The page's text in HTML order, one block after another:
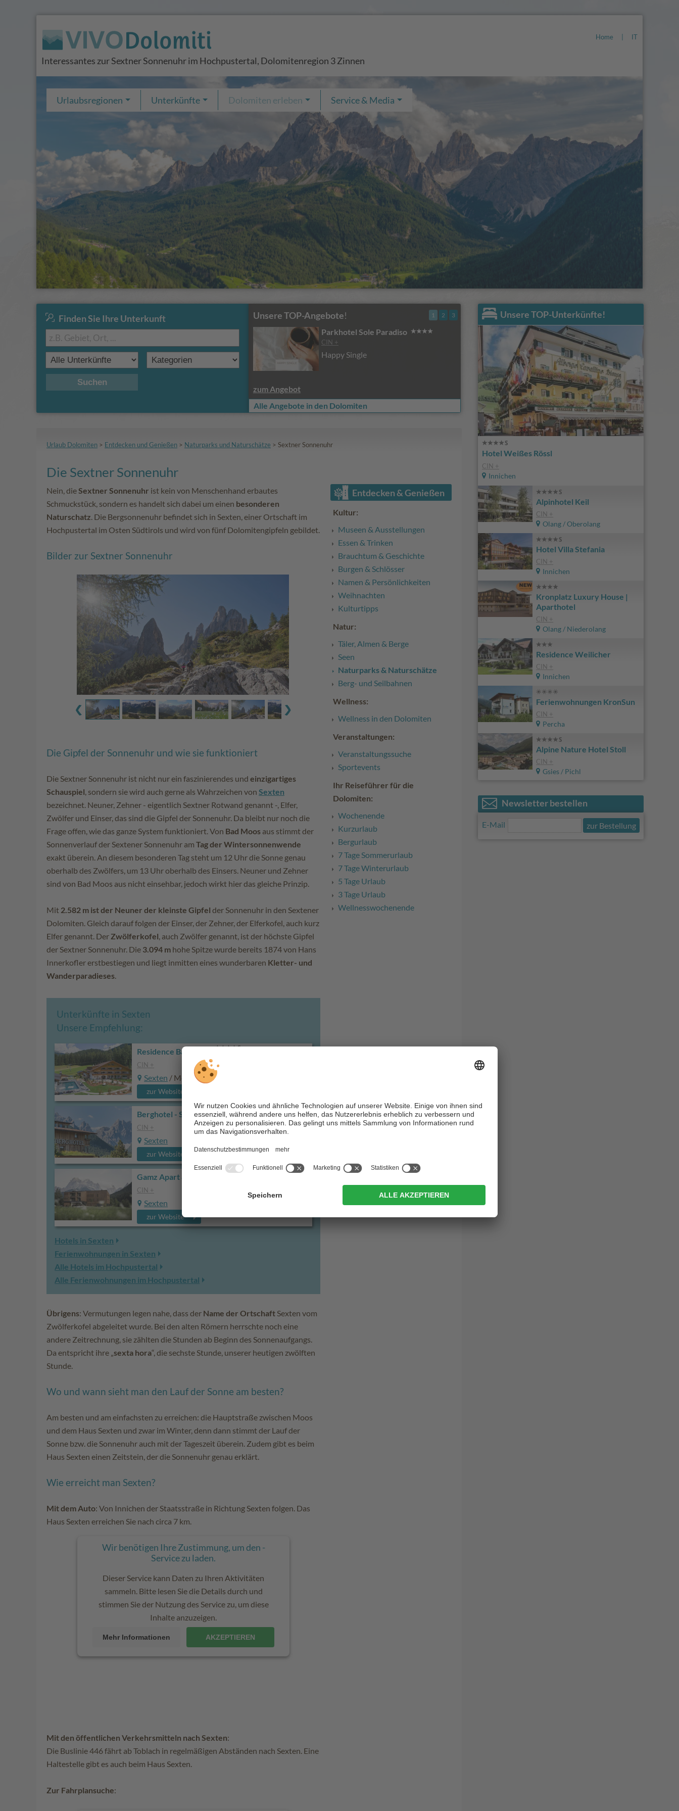
Home IT
Interessantes zur Sextner Sonnenuhr im Hochpustertal, Dolomitenregion 3 Zinnen
Finden Sie Ihre Unterkunft
Suchen
Unsere TOP-Angebote!
Parkhotel Sole Paradiso
CIN +
Happy Single
zum Angebot
1 2 3
Alle Angebote in den Dolomiten
Urlaubsregionen Unterkünfte Dolomiten erleben Service & Media
Urlaub Dolomiten > Entdecken und Genießen > Naturparks und Naturschätze > Sextner Sonnenuhr
Die Sextner Sonnenuhr
Nein, dieSextner Sonnenuhr ist kein von Menschenhand erbautes
Schmuckstück, sondern es handelt sich dabei um einen besonderen
Naturschatz. Die Bergsonnenuhr befindet sich in Sexten, einer Ortschaft im
Hochpustertal im Osten Südtirols und wird von fünf Dolomitengipfeln gebildet.
Bilder zur Sextner Sonnenuhr
Die Gipfel der Sonnenuhr und wie sie funktioniert
Die Sextner Sonnenuhr ist nicht nur ein faszinierendes und einzigartiges
Schauspiel, sondern sie wird auch gerne als Wahrzeichen von Sexten
bezeichnet. Neuner, Zehner - eigentlich Sextner Rotwand genannt -, Elfer,
Zwölfer und Einser, das sind die Gipfel der Sonnenuhr. Da bleibt nur noch die
Frage offen, wie das ganze System funktioniert. Von Bad Moos aus stimmt der
Sonnenverlauf der Sextener Sonnenuhr am Tag der Wintersonnenwende
exakt überein. An diesem besonderen Tag steht um 12 Uhr die Sonne genau
oberhalb des Zwölfers, um 13 Uhr oberhalb des Einsers. Neuner und Zehner
sind von Bad Moos aus nicht einsehbar, jedoch wirkt hier das gleiche Prinzip.
Mit 2.582 m ist der Neuner der kleinste Gipfel der Sonnenuhr in den Sextener
Dolomiten. Gleich darauf folgen der Einser, der Zehner, der Elferkofel, auch kurz
Elfer genannt. Der Zwölferkofel, auch Zwölfer genannt, ist der höchste Gipfel
der Sextner Sonnenuhr. Die 3.094 m hohe Spitze wurde bereits 1874 von Hans
Innerkofler erstbestiegen und liegt inmitten eines wunderbaren Kletter- und
Wanderparadieses.
Unterkünfte in Sexten
Unsere Empfehlung:
Residence Bad Moos
CIN +
Sexten / Moos
zur Website
Berghotel - Sexten
CIN +
Sexten
zur Website
Gamz Apart & Villa
CIN +
Sexten
zur Website
Hotels in Sexten
Ferienwohnungen in Sexten
Alle Hotels im Hochpustertal
Alle Ferienwohnungen im Hochpustertal
Übrigens: Vermutungen legen nahe, dass der Name der OrtschaftSexten vom
Zwölferkofel abgeleitet wurde. Bei den alten Römern herrschte noch eine
andere Zeitrechnung, sie zählten die Stunden ab Beginn des Sonnenaufgangs.
Da entspricht ihre „sexta hora“, die sechste Stunde, unserer heutigen zwölften
Stunde.
Wo und wann sieht man den Lauf der Sonne am besten?
Am besten und am einfachsten zu erreichen: die Hauptstraße zwischen Moos
und dem Haus Sexten und zwar im Winter, denn dann stimmt der Lauf der
Sonne bzw. die Sonnenuhr auch mit der Tageszeit überein. Zudem gibt es beim
Haus Sexten einen Zeitstein, der die Sonnenuhr genau erklärt.
Wie erreicht man Sexten?
Mit dem Auto: Von Innichen der Staatsstraße in Richtung Sexten folgen. Das
Haus Sexten erreichen Sie nach circa 7 km.
Wir benötigen Ihre Zustimmung, um den -
Service zu laden.
Dieser Service kann Daten zu Ihren Aktivitäten
sammeln. Bitte lesen Sie die Details durch und
stimmen Sie der Nutzung des Service zu, um diese
Inhalte anzuzeigen.
Mehr Informationen AKZEPTIEREN
Mit den öffentlichen Verkehrsmitteln nach Sexten:
Die Buslinie 446 fährt ab Toblach in regelmäßigen Abständen nach Sexten. Eine
Haltestelle gibt es auch beim Haus Sexten.
Zur Fahrplansuche:
Entdecken & Genießen
Kultur:
Museen & Ausstellungen
Essen & Trinken
Brauchtum & Geschichte
Burgen & Schlösser
Namen & Persönlichkeiten
Weihnachten
Kulturtipps
Natur:
Täler, Almen & Berge
Seen
Naturparks & Naturschätze
Berg- und Seilbahnen
Wellness:
Wellness in den Dolomiten
Veranstaltungen:
Veranstaltungssuche
Sportevents
Ihr Reiseführer für die
Dolomiten:
Wochenende
Kurzurlaub
Bergurlaub
7 Tage Sommerurlaub
7 Tage Winterurlaub
5 Tage Urlaub
3 Tage Urlaub
Wellnesswochenende
Unsere TOP-Unterkünfte!
Hotel Weißes Rössl
CIN +
Innichen
Alpinhotel Keil
CIN +
Olang / Oberolang
Hotel Villa Stefania
CIN +
Innichen
Kronplatz Luxury House |
Aparthotel
CIN +
Olang / Niederolang
Residence Weilicher
CIN +
Innichen
Ferienwohnungen KronSun
CIN +
Percha
Alpine Nature Hotel Stoll
CIN +
Gsies / Pichl
Newsletter bestellen
E-Mail